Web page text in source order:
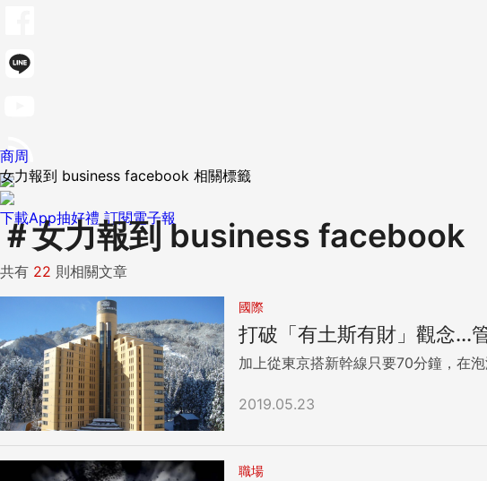
下載App抽好禮 訂閱電子報
商周
女力報到 business facebook 相關標籤
＃女力報到 business facebook
共有 22 則相關文章
國際
打破「有土斯有財」觀念...
加上從東京搭新幹線只要70分鐘，在
2019.05.23
職場